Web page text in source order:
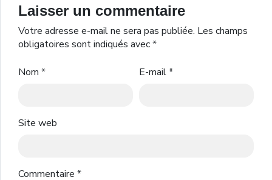
Laisser un commentaire
Votre adresse e-mail ne sera pas publiée. Les champs
obligatoires sont indiqués avec*
Nom * E-mail*
Site web
Commentaire *